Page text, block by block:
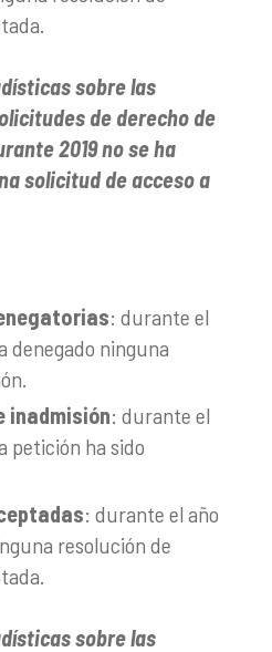
sobre las
de derecho de
2019 no se ha
solicitud de acceso a
: durante el
denegado ninguna
inadmisión: durante el
petición ha sido
: durante el año
resolución de
sobre las